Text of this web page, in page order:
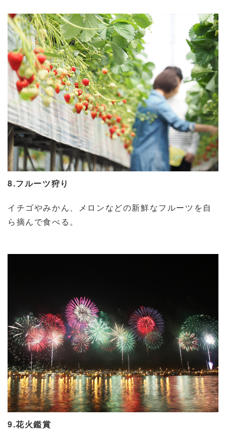
8.フルーツ狩り
イチゴやみかん、メロンなどの新鮮なフルーツを自
ら摘んで食べる。
9.花火鑑賞